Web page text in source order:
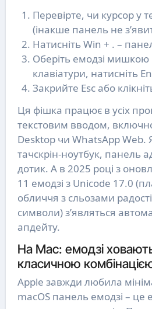
Перевірте, чи курсор у
(інакше панель не
Натисніть Win + . –
Оберіть емодзі мишкою
клавіатури, натисніть
Закрийте Esc або
Ця фішка працює в усіх
текстовим вводом,
Desktop чи WhatsApp Web.
тачскрін-ноутбук, панель
дотик. А в 2025 році з
11 емодзі з Unicode 17.0
обличчя з сльозами
символи) з’являться
апдейту.
На Mac: емодзі
класичною
Apple завжди любила
macOS панель емодзі – це